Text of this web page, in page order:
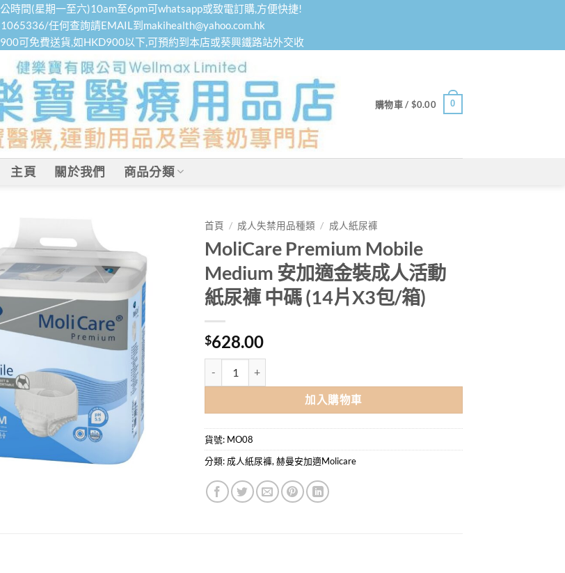
時間(星期一至六)10am至6pm可whatsapp或致電訂購,方便快捷!
任何查詢請EMAIL到makihealth@yahoo.com.hk
可免費送貨,如HKD900以下,可預約到本店或葵興鐵路站外交收
購物車 / $0.00 0
主頁 關於我們 商品分類
首頁 / 成人失禁用品種類 / 成人紙尿褲
MoliCare Premium Mobile
Medium 安加適金裝成人活動
紙尿褲 中碼 (14片X3包/箱)
$628.00
加入購物車
貨號: MO08
分類: 成人紙尿褲,赫曼安加適Molicare